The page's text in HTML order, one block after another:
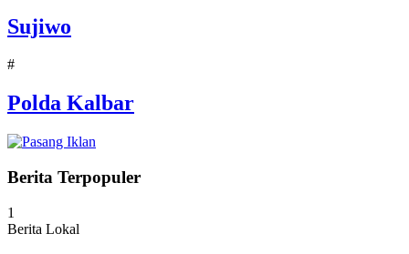
Sujiwo
#
Polda Kalbar
Berita Terpopuler
1
Berita Lokal